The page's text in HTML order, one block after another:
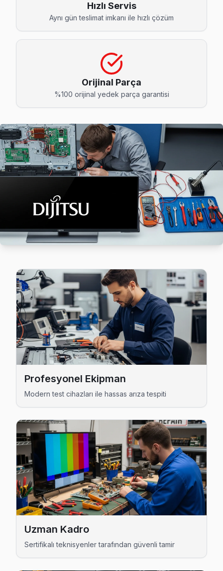
Cumhuriyet Dijitsu Servis
Cumhuriyet sakinleri Dijitsu TV arızaları için sık bizi
Dereağzı Dijitsu Servis
Dijitsu TV HDMI port arızası Dereağzı adresine gelen
Dereağzı Dijitsu Açılmıyor Arıza →
Gürpınar Dijitsu Servis
Dijitsu TV Gürpınar adresinde firmware güncellemesi
Gürpınar Dijitsu Açılmıyor Arıza →
Kavaklı Dijitsu Servis
Kavaklı sakinleri için Dijitsu TV tamir hizmetimiz: teşhis
Marmara Dijitsu Servis
Marmara mahallesi Dijitsu TV servisi için ön
Beylikdüzü TV Servis Merkezi →
Sahil mahallesi Dijitsu TV teknisyeniniz ortalama 90
Sahil Dijitsu Anakart Tamiri →
Türkoba Dijitsu Servis
Türkoba'de Dijitsu TV ekran değişimi gerekebilir mi?
Dijitsu Servis Merkezi →
Yakuplu sakinleri için Dijitsu TV tamir hizmetimiz: teşhis
Dijitsu Servis Merkezi →
Beylikdüzü Dijitsu TV Servis Hizmet Bölgesi
Beylikdüzü bölgesine kapıya gelen Dijitsu TV tamir servisi
Hızlı Servis
Aynı gün teslimat imkanı ile hızlı çözüm
Orijinal Parça
%100 orijinal yedek parça garantisi
Profesyonel Ekipman
Modern test cihazları ile hassas arıza tespiti
Uzman Kadro
Sertifikalı teknisyenler tarafından güvenli tamir